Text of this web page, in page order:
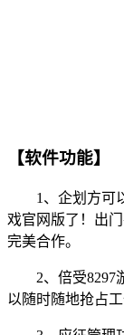
【软件功能】
1、企划方可以
戏官网版了！出
完美合作。
2、倍受8297游
以随时随地抢占